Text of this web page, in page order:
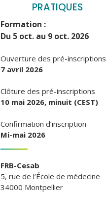
PRATIQUES
Formation :
Du 5 oct. au 9 oct. 2026
Ouverture des pré-inscriptions
7 avril 2026
Clôture des pré-inscriptions
10 mai 2026, minuit (CEST)
Confirmation d’inscription
Mi-mai 2026
FRB-Cesab
5, rue de l’École de médecine
34000 Montpellier